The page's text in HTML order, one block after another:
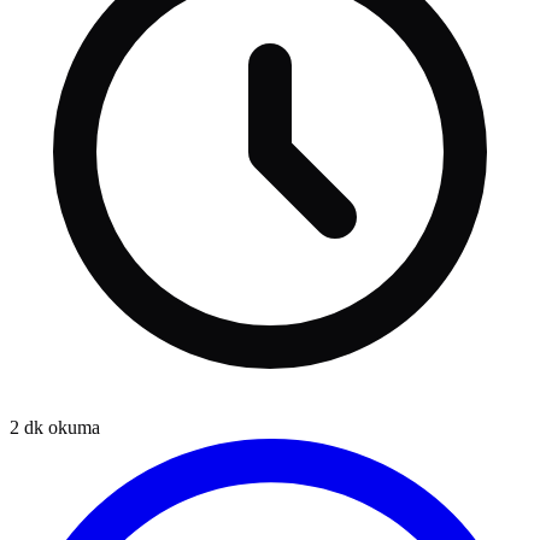
2 dk okuma